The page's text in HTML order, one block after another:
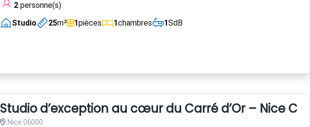
2personne(s)
Studio
25m² 1pièces 1chambres 1SdB
Studio d’exception au cœur du Carré d’Or – Nice
Nice 06000